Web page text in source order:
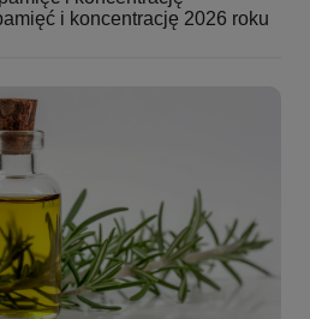
i koncentrację 2026 roku